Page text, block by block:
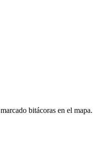
bitácoras en el mapa.